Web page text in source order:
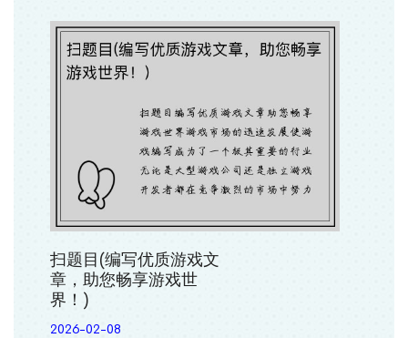
扫题目(编写优质游戏文
章，助您畅享游戏世
界！)
2026-02-08